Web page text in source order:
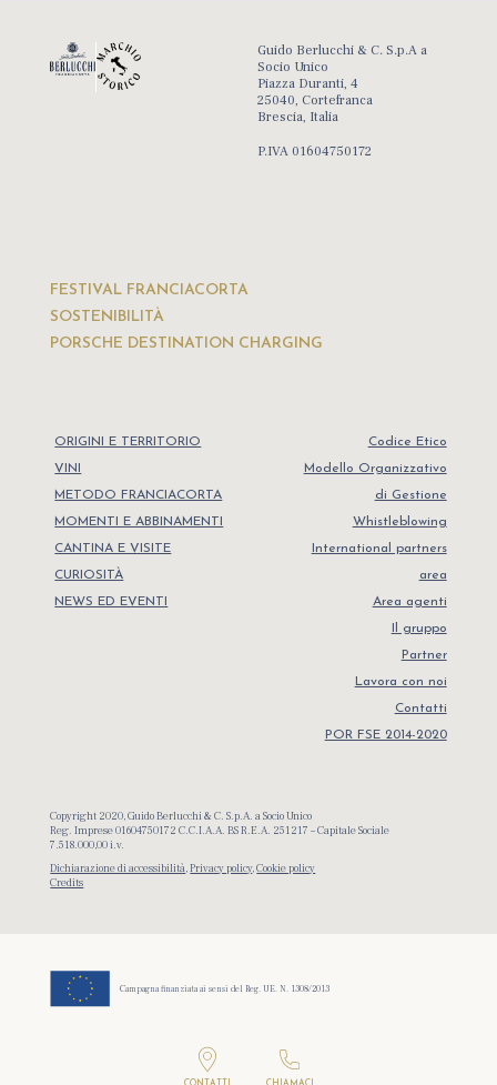
Guido Berlucchi & C. S.p.A a
Socio Unico
Piazza Duranti, 4
25040, Cortefranca
Brescia, Italia
P.IVA 01604750172
FESTIVAL FRANCIACORTA
SOSTENIBILITÀ
PORSCHE DESTINATION CHARGING
ORIGINI E TERRITORIO
VINI
METODO FRANCIACORTA
MOMENTI E ABBINAMENTI
CANTINA E VISITE
CURIOSITÀ
NEWS ED EVENTI
Codice Etico
Modello Organizzativo
di Gestione
Whistleblowing
International partners
area
Area agenti
Il gruppo
Partner
Lavora con noi
Contatti
POR FSE 2014-2020
Copyright 2020, Guido Berlucchi & C. S.p.A. a Socio Unico
Reg. Imprese 01604750172 C.C.I.A.A. BS R.E.A. 251217 – Capitale Sociale
7.518.000,00 i.v.
Dichiarazione di accessibilità ,Privacy policy,Cookie policy
Credits
Campagna finanziata ai sensi del Reg. UE. N. 1308/2013
in modo responsabile